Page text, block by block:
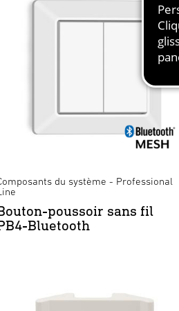
du système - Professional
poussoir sans fil
Bluetooth